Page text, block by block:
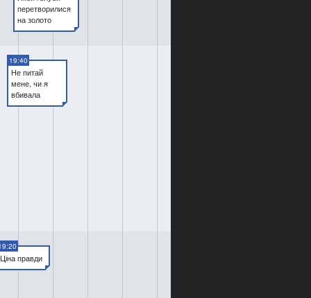
перетворилися
на золото
19:40
Не питай
мене, чи я
вбивала
Ціна правди